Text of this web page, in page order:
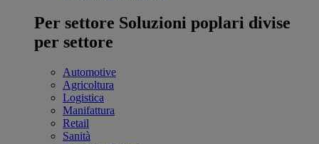
Per settore Soluzioni poplari divise
per settore
Automotive
Agricoltura
Logistica
Manifattura
Retail
Sanità